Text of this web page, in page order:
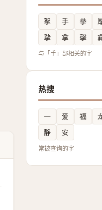
挐 手 拲
摯
拿 撀
与「手」部相关的字
热搜
一 爱 福
静
安
常被查询的字